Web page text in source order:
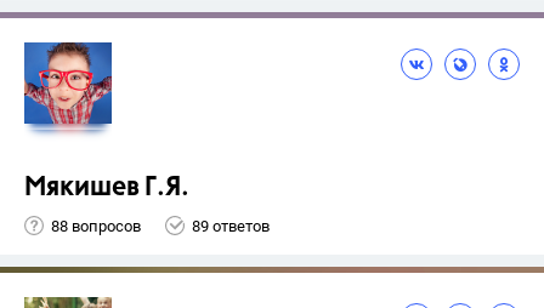
Мякишев Г.Я.
88 вопросов 89 ответов